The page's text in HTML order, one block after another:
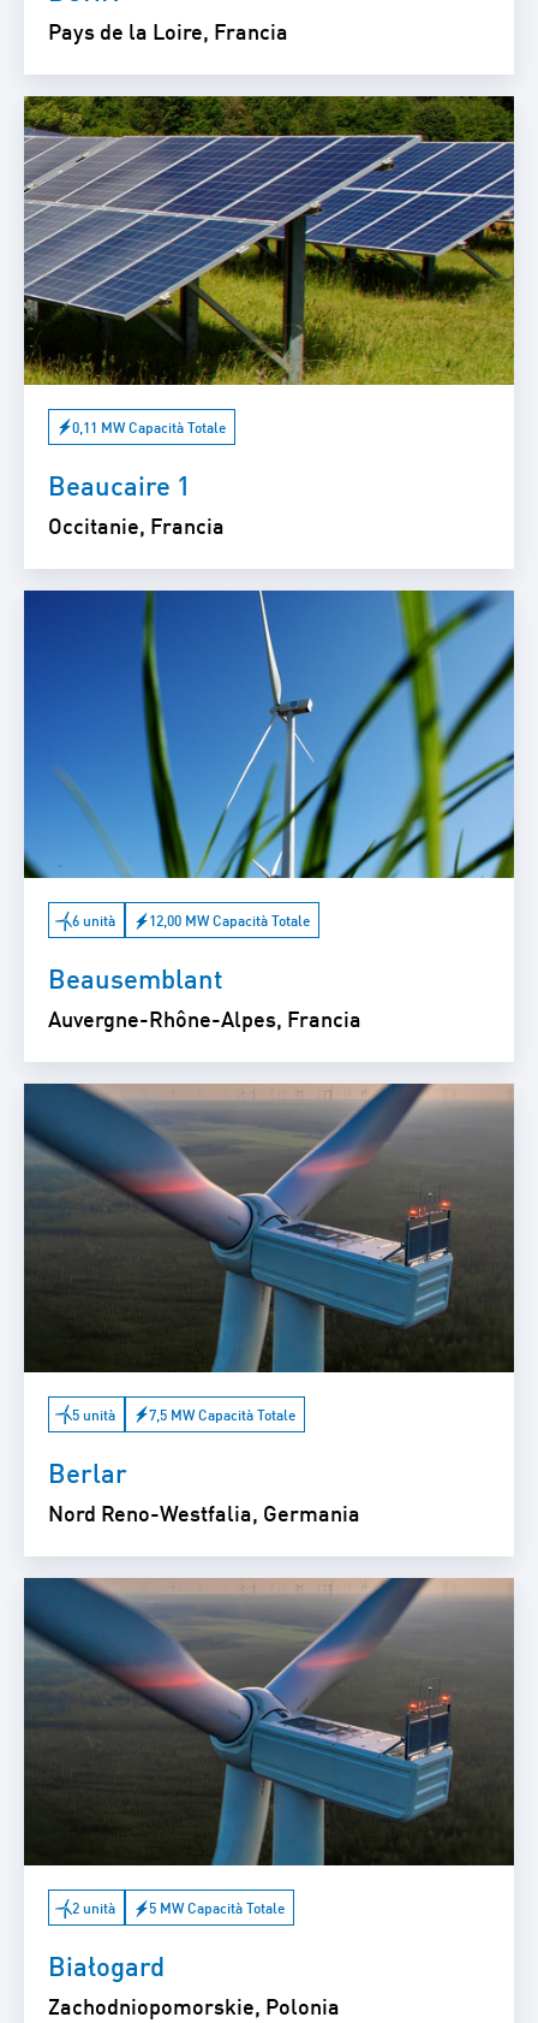
Pays de la Loire, Francia
0,11 MW Capacità Totale
Beaucaire 1
Occitanie, Francia
6 unità 12,00 MW Capacità Totale
Beausemblant
Auvergne-Rhône-Alpes, Francia
5 unità 7,5 MW Capacità Totale
Berlar
Nord Reno-Westfalia, Germania
2 unità 5 MW Capacità Totale
Białogard
Zachodniopomorskie, Polonia